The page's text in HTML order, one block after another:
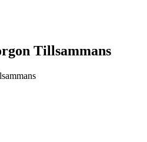
Tillsammans